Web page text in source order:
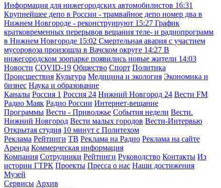
Информация для нижегородских автомобилистов 16:31
Крупнейшее депо в России - трамвайное депо номер два в
Нижнем Новгороде - реконструируют 15:27 График
кратковременных перерывов вещания теле- и радиопрограмм
в Нижнем Новгороде 15:02 Смертельная авария с участием
мусоровоза произошла в Вачском округе 14:27 В
нижегородском зоопарке появились новые жители 14:03
Новости COVID-19 Общество Спорт Политика
Происшествия Культура Медицина и экология Экономика и
бизнес Наука и образование
Каналы Россия 1 Россия 24 Нижний Новгород 24 Вести FM
Радио Маяк Радио России Интернет-вещание
Программы Вести - Приволжье События недели Вести.
Нижний Новгород Вести малых городов Вести-Интервью
Открытая студия 10 минут с Политехом
Реклама Рейтинги ТВ Реклама на Радио Реклама на сайте
Аренда Коммерческая информация
Компания Сотрудники Рейтинги Руководство Контакты Из
истории ГТРК Проекты Пресса о нас Наши достижения
Музей
Сервисы Архив